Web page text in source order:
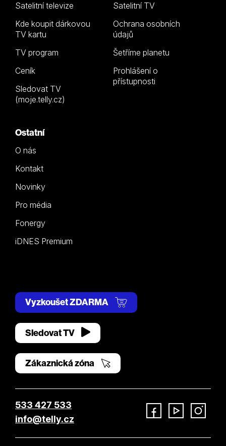
Satelitní televize
Kde koupit dárkovou
TV kartu
TV program
Ceník
Sledovat TV
(moje.telly.cz)
Satelitní TV
Ochrana osobních
údajů
Šetříme planetu
Prohlášení o
přístupnosti
Ostatní
O nás
Kontakt
Novinky
Pro média
Fonergy
iDNES Premium
Vyzkoušet ZDARMA
Sledovat TV
Zákaznická zóna
533 427 533
info@telly.cz